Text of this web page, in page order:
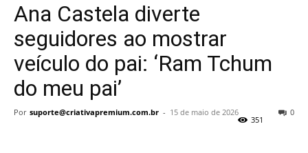
Ana Castela diverte
seguidores ao mostrar
veículo do pai: ‘Ram Tchum
do meu pai’
Por suporte@criativapremium.com.br - 15 de maio de 2026 0
351